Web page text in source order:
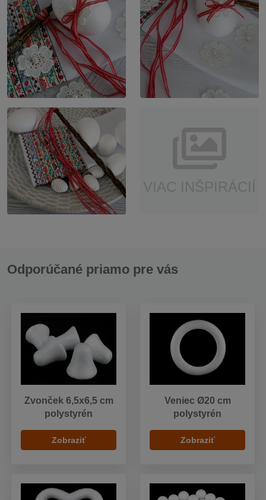
Odporúčané priamo pre vás
Zvonček 6,5x6,5 cm
polystyrén
Zobraziť
Veniec Ø20 cm
polystyrén
Zobraziť